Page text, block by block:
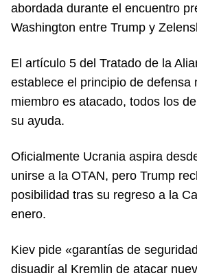
abordada durante el encuentro
Washington entre Trump y
El artículo 5 del Tratado de la
establece el principio de defensa
miembro es atacado, todos los
su ayuda.
Oficialmente Ucrania aspira
unirse a la OTAN, pero Trump
posibilidad tras su regreso a la
enero.
Kiev pide «garantías de
disuadir al Kremlin de atacar